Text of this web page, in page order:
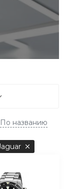
По названию